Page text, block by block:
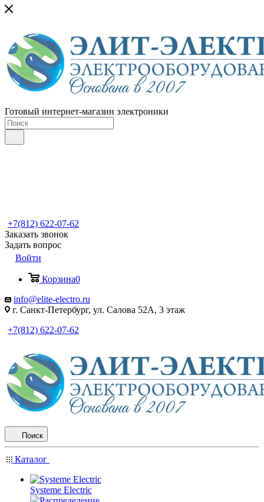
Готовый интернет-магазин электроники
+7(812) 622-07-62
Заказать звонок
Задать вопрос
Войти
Корзина0
info@elite-electro.ru
г. Санкт-Петербург, ул. Салова 52А, 3 этаж
+7(812) 622-07-62
Поиск
Каталог
Systeme Electric